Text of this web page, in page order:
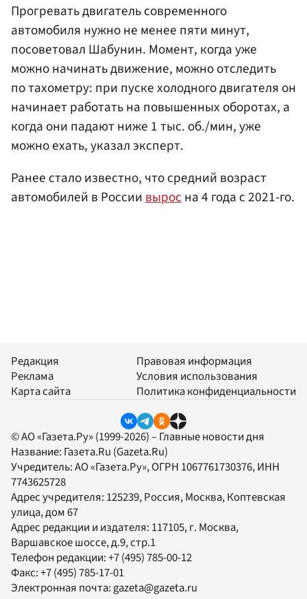
Прогревать двигатель современного
автомобиля нужно не менее пяти минут,
посоветовал Шабунин. Момент, когда уже
можно начинать движение, можно отследить
по тахометру: при пуске холодного двигателя он
начинает работать на повышенных оборотах, а
когда они падают ниже 1 тыс. об./мин, уже
можно ехать, указал эксперт.
Ранее стало известно, что средний возраст
автомобилей в Россиивыросна 4 года с 2021-го.
Редакция
Реклама
Карта сайта
Правовая информация
Условия использования
Политика конфиденциальности
© АО «Газета.Ру» (1999-2026) – Главные новости дня
Название: Газета.Ru (Gazeta.Ru)
Учредитель:АО «Газета.Ру», ОГРН 1067761730376, ИНН
7743625728
Адрес учредителя: 125239, Россия, Москва, Коптевская
улица, дом 67
Адрес редакции и издателя: 117105, г. Москва,
Варшавское шоссе, д.9, стр.1
Телефон редакции:+7 (495) 785-00-12
Факс:+7 (495) 785-17-01
Электронная почта:gazeta@gazeta.ru